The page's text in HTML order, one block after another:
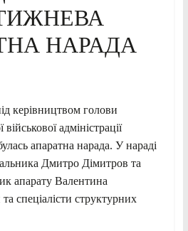
НАРАДА
керівництвом голови
адміністрації
апаратна нарада. У нараді
Дмитро Дімитров та
апарату Валентина
спеціалісти структурних